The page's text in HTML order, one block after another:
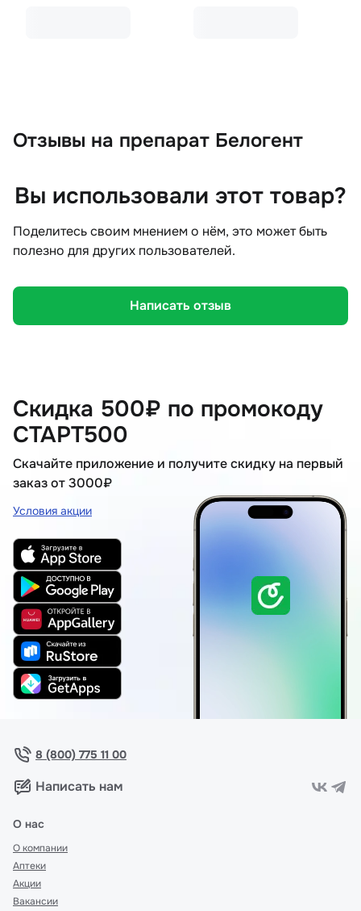
Отзывы на препарат Белогент
Вы использовали этот товар?
Поделитесь своим мнением о нём, это может быть
полезно для других пользователей.
Написать отзыв
Скидка 500₽ по промокоду
СТАРТ500
Скачайте приложение и получите скидку на первый
заказ от 3000₽
Условия акции
8 (800) 775 11 00
Написать нам
О нас
О компании
Аптеки
Акции
Вакансии